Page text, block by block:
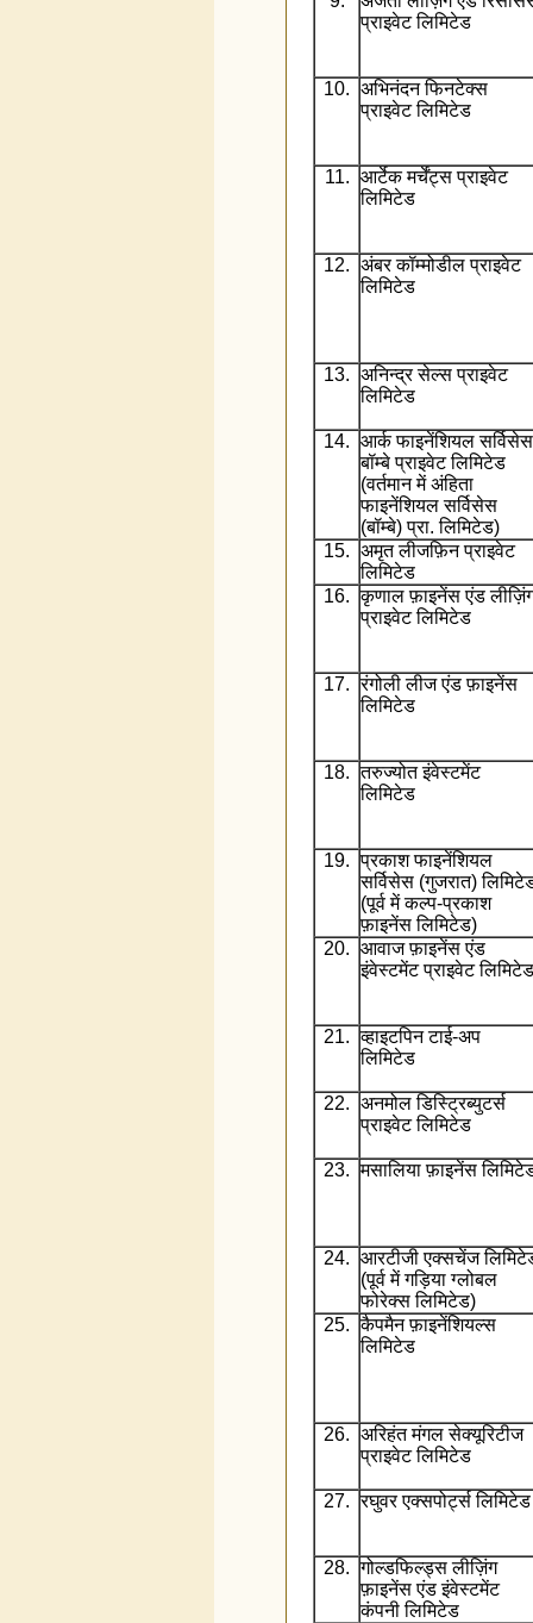
प्राइवेट लिमिटेड
10. अभिनंदन फिनटेक्स
प्राइवेट लिमिटेड
11. आर्टेक मर्चेंट्स प्राइवेट
लिमिटेड
12. अंबर कॉम्मोडील प्राइवेट
लिमिटेड
13. अनिन्द्र सेल्स प्राइवेट
लिमिटेड
14. आर्क फाइनेंशियल सर्विसेस
बॉम्बे प्राइवेट लिमिटेड
(वर्तमान में अंहिता
फाइनेंशियल सर्विसेस
(बॉम्बे) प्रा. लिमिटेड)
15. अमृत लीजफ़िन प्राइवेट
लिमिटेड
16. कृणाल फ़ाइनेंस एंड
प्राइवेट लिमिटेड
17. रंगोली लीज एंड फ़ाइनेंस
लिमिटेड
18. तरुज्योत इंवेस्टमेंट
लिमिटेड
19. प्रकाश फाइनेंशियल
सर्विसेस (गुजरात)
(पूर्व में कल्प-प्रकाश
फ़ाइनेंस लिमिटेड)
20. आवाज फ़ाइनेंस एंड
इंवेस्टमेंट प्राइवेट लिमिटेड
21. व्हाइटपिन टाई-अप
लिमिटेड
22. अनमोल डिस्ट्रिब्युटर्स
प्राइवेट लिमिटेड
23. मसालिया फ़ाइनेंस
24. आरटीजी एक्सचेंज
(पूर्व में गड़िया ग्लोबल
फोरेक्स लिमिटेड)
25. कैपमैन फ़ाइनेंशियल्स
लिमिटेड
26. अरिहंत मंगल सेक्यूरिटीज
प्राइवेट लिमिटेड
27. रघुवर एक्सपोर्ट्स लिमिटेड
28. गोल्डफिल्ड्स लीज़िंग
फ़ाइनेंस एंड इंवेस्टमेंट
कंपनी लिमिटेड